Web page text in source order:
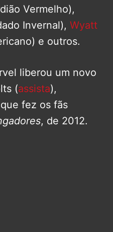
Vermelho),
Invernal), Wyatt
e outros.
liberou um novo
(assista),
fez os fãs
, de 2012.